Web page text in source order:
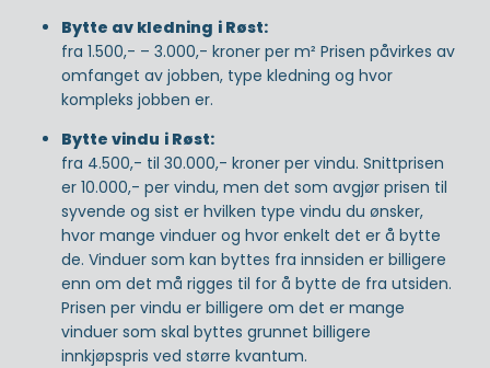
Bytte av kledning i Røst:
fra 1.500,- – 3.000,- kroner per m² Prisen påvirkes av
omfanget av jobben, type kledning og hvor
kompleks jobben er.
Bytte vindu i Røst:
fra 4.500,- til 30.000,- kroner per vindu. Snittprisen
er 10.000,- per vindu, men det som avgjør prisen til
syvende og sist er hvilken type vindu du ønsker,
hvor mange vinduer og hvor enkelt det er å bytte
de. Vinduer som kan byttes fra innsiden er billigere
enn om det må rigges til for å bytte de fra utsiden.
Prisen per vindu er billigere om det er mange
vinduer som skal byttes grunnet billigere
innkjøpspris ved større kvantum.